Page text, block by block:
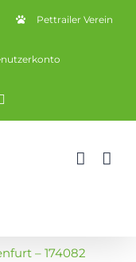
Pettrailer Verein
– 174082